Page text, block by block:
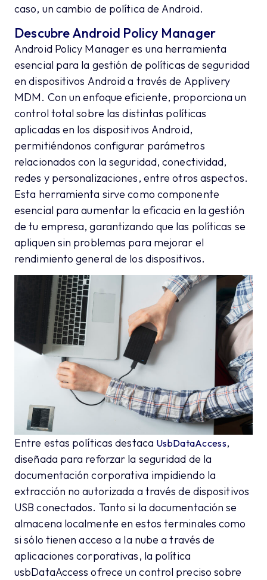
caso, un cambio de política de Android.
Descubre Android Policy Manager
Android Policy Manager es una herramienta
esencial para la gestión de políticas de seguridad
en dispositivos Android a través de Applivery
MDM. Con un enfoque eficiente, proporciona un
control total sobre las distintas políticas
aplicadas en los dispositivos Android,
permitiéndonos configurar parámetros
relacionados con la seguridad, conectividad,
redes y personalizaciones, entre otros aspectos.
Esta herramienta sirve como componente
esencial para aumentar la eficacia en la gestión
de tu empresa, garantizando que las políticas se
apliquen sin problemas para mejorar el
rendimiento general de los dispositivos.
Entre estas políticas destaca UsbDataAccess,
diseñada para reforzar la seguridad de la
documentación corporativa impidiendo la
extracción no autorizada a través de dispositivos
USB conectados. Tanto si la documentación se
almacena localmente en estos terminales como
si sólo tienen acceso a la nube a través de
aplicaciones corporativas, la política
usbDataAccess ofrece un control preciso sobre